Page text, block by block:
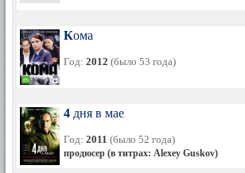
Кома
Год: 2012 (было 53 года)
4 дня в мае
Год: 2011 (было 52 года)
продюсер (в титрах: Alexey Guskov)